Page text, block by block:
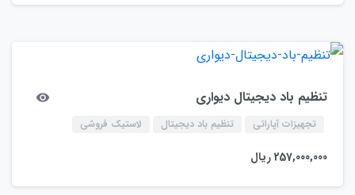
تنظیم باد دیجیتال دیواری
تجهیزات آپاراتی تنظیم باد دیجیتال لاستیک فروشی
257,000,000ریال